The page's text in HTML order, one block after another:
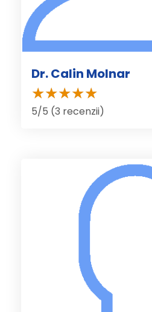
Dr. Calin Molnar
5/5 (3 recenzii)